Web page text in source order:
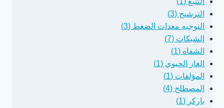
الترشيح (3)
التوجيه معدات الضغط (3)
الشبكات (7)
الشفاه (1)
الغاز الحيوي (1)
المؤلفات (1)
المصطلح (4)
باركر (1)